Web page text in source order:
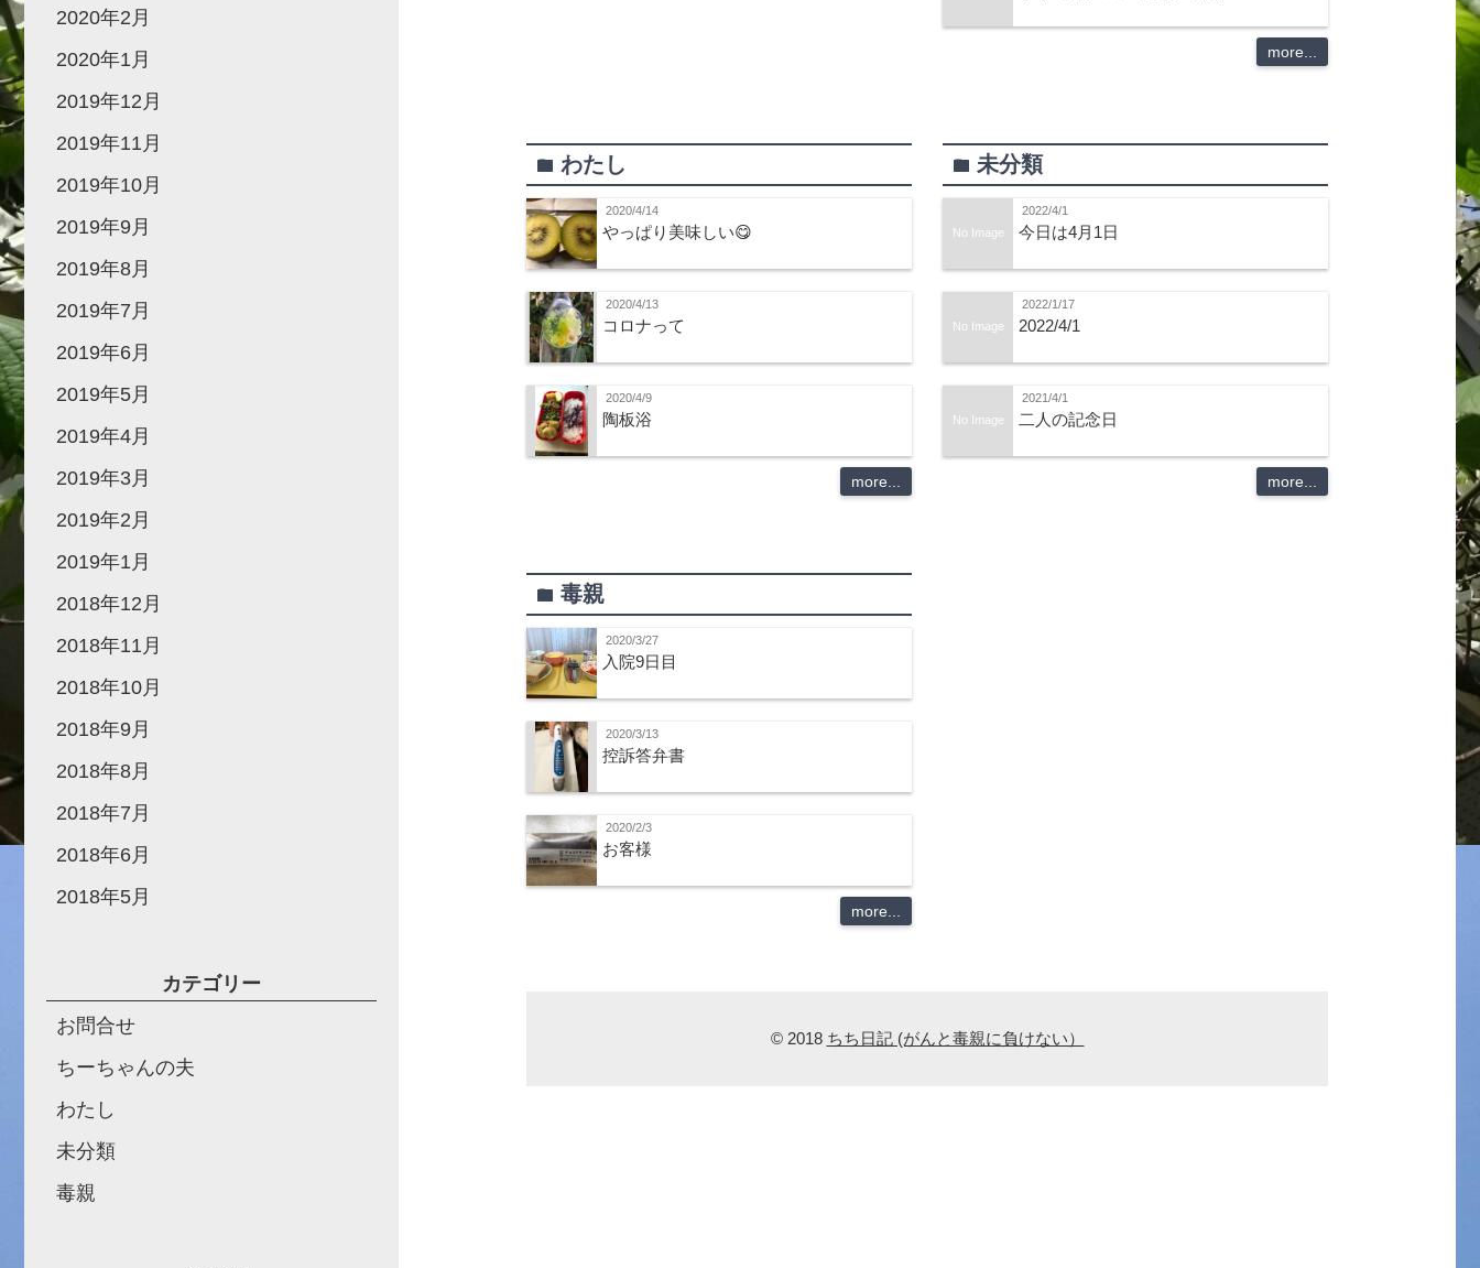
more...
folder わたし
2020/4/14
やっぱり美味しい😋
2020/4/13
コロナって
2020/4/9
陶板浴
more...
folder 未分類
No Image
2022/4/1
今日は4月1日
No Image
2022/1/17
2022/4/1
No Image
2021/4/1
二人の記念日
more...
folder 毒親
2020/3/27
入院9日目
2020/3/13
控訴答弁書
2020/2/3
お客様
more...
© 2018 ちち日記 (がんと毒親に負けない）
2020年2月
2020年1月
2019年12月
2019年11月
2019年10月
2019年9月
2019年8月
2019年7月
2019年6月
2019年5月
2019年4月
2019年3月
2019年2月
2019年1月
2018年12月
2018年11月
2018年10月
2018年9月
2018年8月
2018年7月
2018年6月
2018年5月
カテゴリー
お問合せ
ちーちゃんの夫
わたし
未分類
毒親